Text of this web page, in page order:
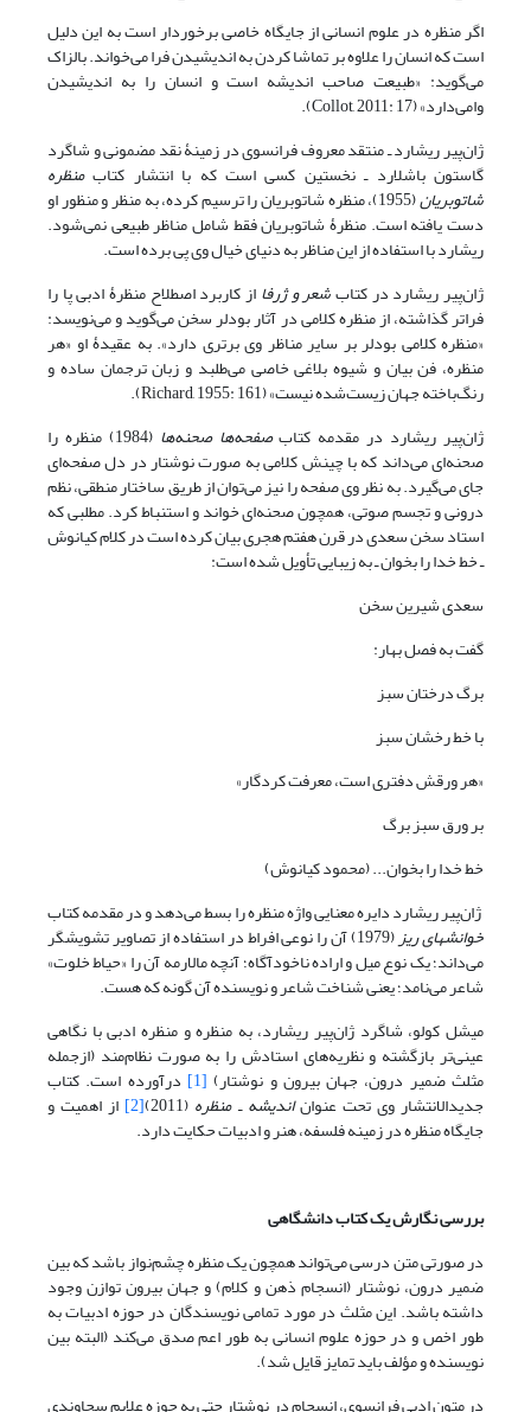
اگر منظره در علوم انسانی از جایگاه خاصی برخوردار است به این دلیل
است که انسان را علاوه بر تماشا کردن به اندیشیدن فرا می‌خواند. بالزاک
می‌گوید: «طبیعت صاحب اندیشه است و انسان را به اندیشیدن
وامی‌دارد» (Collot, 2011: 17).
ژان‌پیر ریشارد ـ منتقد معروف فرانسوی در زمینۀ نقد مضمونی و شاگرد
گاستون باشلارد ـ نخستین کسی است که با انتشار کتابمنظره
شاتوبریان (1955)، منظره شاتوبریان را ترسیم کرده، به منظر و منظور او
دست یافته است. منظرۀ شاتوبریان فقط شامل مناظر طبیعی نمی‌شود.
ریشارد با استفاده از این مناظر به دنیای خیال وی پی برده است.
ژان‌پیر ریشارد در کتابشعر و ژرفااز کاربرد اصطلاح منظرۀ ادبی پا را
فراتر گذاشته، از منظره کلامی در آثار بودلر سخن می‌گوید و می‌نویسد:
«منظره کلامی بودلر بر سایر مناظر وی برتری دارد». به عقیدۀ او «هر
منظره،‌ فن بیان و شیوه بلاغی خاصی می‌طلبد و زبان ترجمان ساده و
رنگ‌باخته جهان زیست‌شده نیست» (Richard, 1955: 161).
ژان‌پیر ریشارد در مقدمه کتابصفحه‌ها صحنه‌ها (1984) منظره را
صحنه‌ای می‌داند که با چینش کلامی به صورت نوشتار در دل صفحه‌ای
جای می‌گیرد. به نظر وی صفحه‌ را نیز می‌توان از طریق ساختار منطقی، نظم
درونی و تجسم صوتی، همچون صحنه‌ای خواند و استنباط کرد. مطلبی که
استاد سخن سعدی در قرن هفتم هجری بیان کرده است در کلام کیانوش
ـ خط خدا را بخوان ـ به زیبایی تأویل شده است:
سعدی شیرین سخن
گفت به فصل بهار:
برگ درختان سبز
با خط رخشان سبز
«هر ورقش دفتری است، معرفت کردگار»
بر ورق سبز برگ
خط خدا را بخوان... (محمود کیانوش)
ژان‌پیر ریشارد دایره معنایی واژه منظره را بسط می‌دهد و در مقدمه کتاب
خوانشهای ریز (1979) آن را نوعی افراط در استفاده از تصاویر تشویشگر
می‌داند؛ یک نوع میل و اراده ناخودآگاه؛ آنچه مالارمه آن را «حیاط خلوت»
شاعر می‌نامد؛ یعنی شناخت شاعر و نویسنده آن گونه که هست.
میشل کولو، شاگرد ژان‌پیر ریشارد، به منظره و منظره ادبی با نگاهی
عینی‌تر بازگشته و نظریه‌های استادش را به صورت نظام‌مند (ازجمله
مثلث ضمیر درون، جهان بیرون و نوشتار) [1] درآورده است. کتاب
جدیدالانتشار وی تحت عنواناندیشهـمنظره (2011)
[2] از اهمیت و
جایگاه منظره در زمینه فلسفه، هنر و ادبیات حکایت دارد.
بررسی نگارش یک کتاب دانشگاهی
در صورتی متن درسی می‌تواند همچون یک منظره چشم‌نواز باشد که بین
ضمیر درون، نوشتار (انسجام ذهن و کلام) و جهان بیرون توازن وجود
داشته باشد. این مثلث در مورد تمامی نویسندگان در حوزه ادبیات به
طور اخص و در حوزه علوم انسانی به طور اعم صدق می‌کند (البته بین
نویسنده و مؤلف باید تمایز قایل شد).